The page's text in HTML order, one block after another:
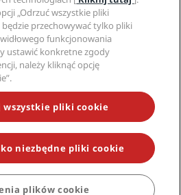
OFERT
Wszelkie prawa zastrzeżone. RHG
Radisson RED, Radisson Blu, Radisson
Park Plaza, Park Inn, Country Inn &
Rewards oraz Radisson Meetings są
„Odrzuć wszystkie pliki
będzie przechowywać tylko pliki
funkcjonowania
ustawić konkretne zgody
należy kliknąć opcję
wszystkie pliki cookie
niezbędne pliki cookie
plików cookie